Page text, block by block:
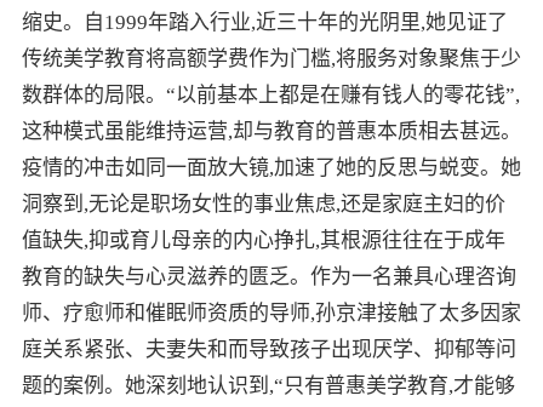
缩史。自1999年踏入行业,近三十年的光阴里,她见证了
传统美学教育将高额学费作为门槛,将服务对象聚焦于少
数群体的局限。“以前基本上都是在赚有钱人的零花钱”,
这种模式虽能维持运营,却与教育的普惠本质相去甚远。
疫情的冲击如同一面放大镜,加速了她的反思与蜕变。她
洞察到,无论是职场女性的事业焦虑,还是家庭主妇的价
值缺失,抑或育儿母亲的内心挣扎,其根源往往在于成年
教育的缺失与心灵滋养的匮乏。作为一名兼具心理咨询
师、疗愈师和催眠师资质的导师,孙京津接触了太多因家
庭关系紧张、夫妻失和而导致孩子出现厌学、抑郁等问
题的案例。她深刻地认识到,“只有普惠美学教育,才能够